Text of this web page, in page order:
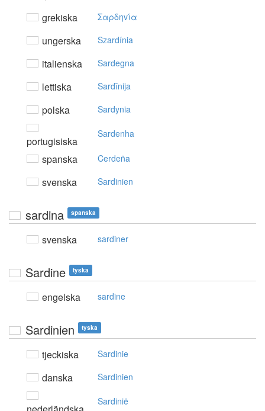
grekiska
Σαρδηvία
ungerska Szardínia
italienska Sardegna
lettiska Sardīnija
polska Sardynia
portugisiska
Sardenha
spanska Cerdeña
svenska Sardinien
sardina spanska
svenska sardiner
Sardine tyska
engelska sardine
Sardinien tyska
tjeckiska Sardinie
danska Sardinien
Sardinië